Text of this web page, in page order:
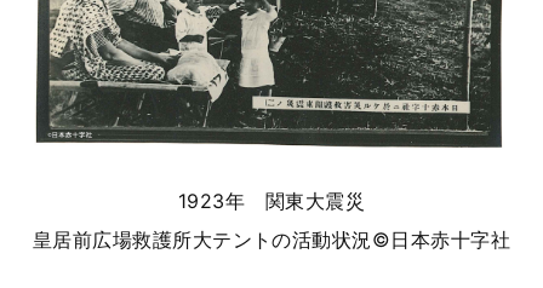
1923年 関東大震災
皇居前広場救護所大テントの活動状況©日本赤十字社